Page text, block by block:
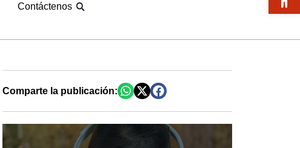
Contáctenos
Comparte la publicación: